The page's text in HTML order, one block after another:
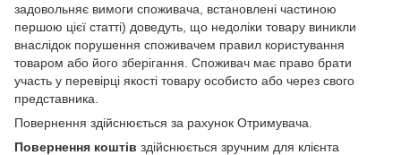
задовольняє вимоги споживача, встановлені частиною
першою цієї статті) доведуть, що недоліки товару виникли
внаслідок порушення споживачем правил користування
товаром або його зберігання. Споживач має право брати
участь у перевірці якості товару особисто або через свого
представника.
Повернення здійснюється за рахунок Отримувача.
Повернення коштів здійснюється зручним для клієнта